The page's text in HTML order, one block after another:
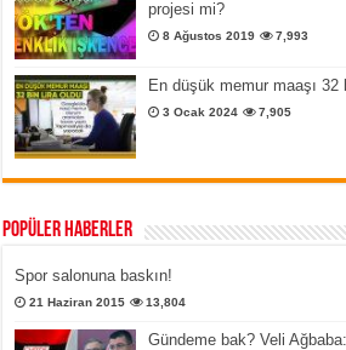
projesi mi?
8 Ağustos 2019 7,993
En düşük memur maaşı 32
3 Ocak 2024 7,905
Popüler Haberler
Spor salonuna baskın!
21 Haziran 2015 13,804
Gündeme bak? Veli